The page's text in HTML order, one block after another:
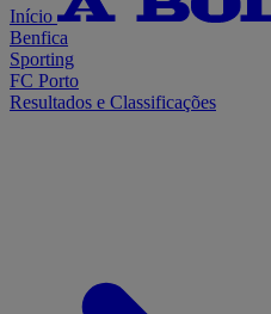
Início
Benfica
Sporting
FC Porto
Resultados e Classificações